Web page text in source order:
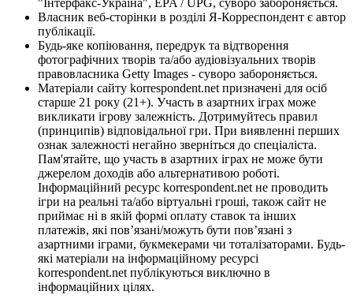
Власник веб-сторінки в розділі Я-Корреспондент є автор
публікації.
Будь-яке копіювання, передрук та відтворення
фотографічних творів та/або аудіовізуальних творів
правовласника Getty Images - суворо забороняється.
Матеріали сайту korrespondent.net призначені для осіб
старше 21 року (21+). Участь в азартних іграх може
викликати ігрову залежність. Дотримуйтесь правил
(принципів) відповідальної гри. При виявленні перших
ознак залежності негайно зверніться до спеціаліста.
Пам'ятайте, що участь в азартних іграх не може бути
джерелом доходів або альтернативою роботі.
Інформаційний ресурс korrespondent.net не проводить
ігри на реальні та/або віртуальні гроші, також сайт не
приймає ні в якій формі оплату ставок та інших
платежів, які пов’язані/можуть бути пов’язані з
азартними іграми, букмекерами чи тоталізаторами. Будь-
які матеріали на інформаційному ресурсі
korrespondent.net публікуються виключно в
інформаційних цілях.